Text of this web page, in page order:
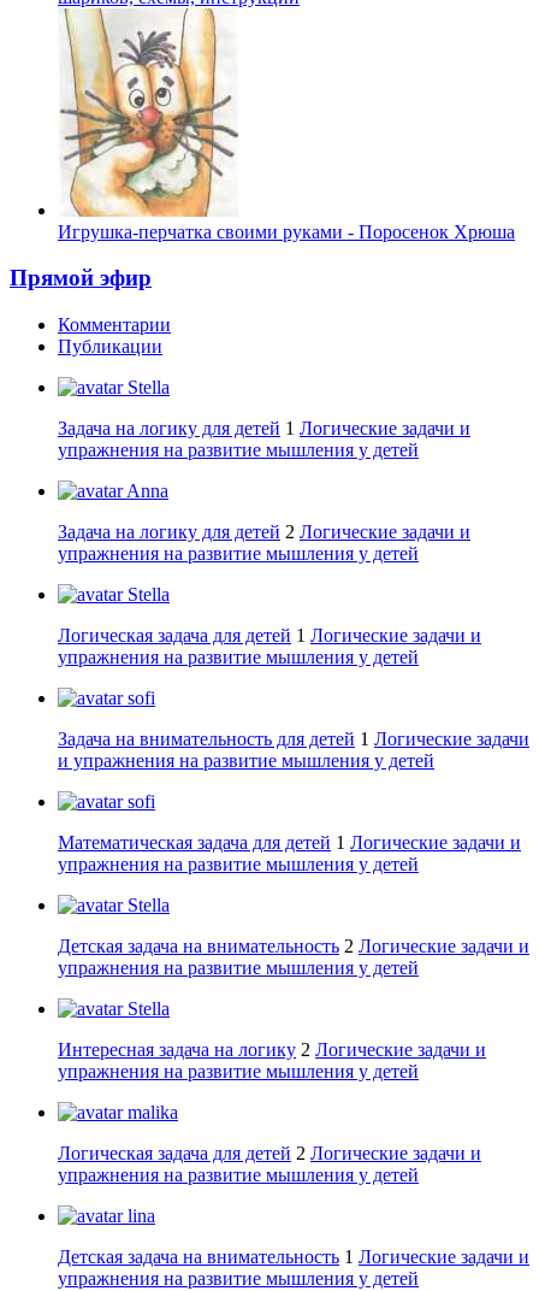
Игрушка-перчатка своими руками - Поросенок Хрюша
Прямой эфир
Комментарии
Публикации
Stella
Задача на логику для детей 1 Логические задачи и
упражнения на развитие мышления у детей
Anna
Задача на логику для детей 2 Логические задачи и
упражнения на развитие мышления у детей
Stella
Логическая задача для детей 1 Логические задачи и
упражнения на развитие мышления у детей
sofi
Задача на внимательность для детей 1 Логические задачи
и упражнения на развитие мышления у детей
sofi
Математическая задача для детей 1 Логические задачи и
упражнения на развитие мышления у детей
Stella
Детская задача на внимательность 2 Логические задачи и
упражнения на развитие мышления у детей
Stella
Интересная задача на логику 2 Логические задачи и
упражнения на развитие мышления у детей
malika
Логическая задача для детей 2 Логические задачи и
упражнения на развитие мышления у детей
lina
Детская задача на внимательность 1 Логические задачи и
упражнения на развитие мышления у детей